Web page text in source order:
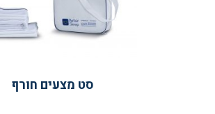
סט מצעים חורף